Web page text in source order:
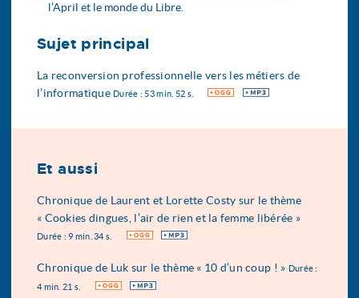
l’April et le monde du Libre.
Sujet principal
La reconversion professionnelle vers les métiers de
l’informatique Durée : 53 min. 52 s. OGG MP3
Et aussi
Chronique de Laurent et Lorette Costy sur le thème
« Cookies dingues, l’air de rien et la femme libérée »
Durée : 9 min. 34 s. OGG MP3
Chronique de Luk sur le thème « 10 d’un coup ! » Durée :
4 min. 21 s.
OGG MP3